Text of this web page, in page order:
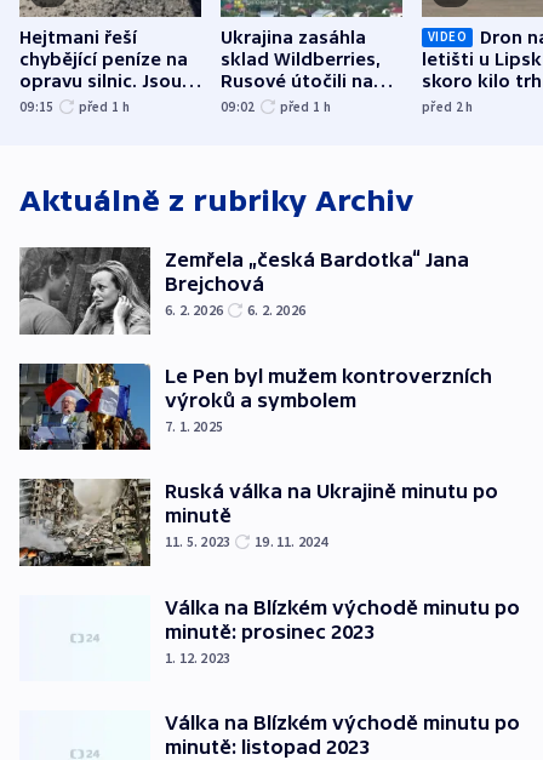
Hejtmani řeší
chybějící peníze na
opravu silnic. Jsou
nenárokové, namítá
09:15 před 1 h
Ukrajina zasáhla
sklad Wildberries,
Rusové útočili na
trh, hasiče či
09:02 před 1 h
VIDEO
Dron
letišti u
skoro kilo
indicie
před 2h
Aktuálně z rubriky Archiv
Zemřela „česká Bardotka“ Jana
Brejchová
6. 2. 2026 6. 2. 2026
Le Pen byl mužem kontroverzních
výroků a symbolem
7. 1. 2025
Ruská válka na Ukrajině minutu po
minutě
11. 5. 2023 19. 11. 2024
Válka na Blízkém východě minutu po
minutě: prosinec 2023
1. 12. 2023
Válka na Blízkém východě minutu po
minutě: listopad 2023